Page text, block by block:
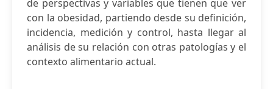
de perspectivas y variables que tienen que ver
con la obesidad, partiendo desde su definición,
incidencia, medición y control, hasta llegar al
análisis de su relación con otras patologías y el
contexto alimentario actual.